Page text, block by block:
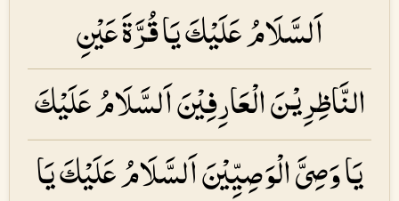
اَلسَّلَامُ عَلَیْكَ یَا قُرَّۃَ عَیْنِ
النَّاظِرِیْنَ الْعَارِفِیْنَ اَلسَّلَامُ عَلَیْكَ
یَا وَصِیَّ الْوَصِیِّیْنَ اَلسَّلَامُ عَلَیْكَ یَا